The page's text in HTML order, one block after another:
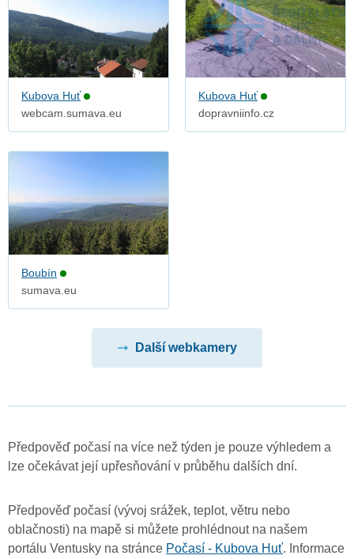
Kubova Huť
webcam.sumava.eu
Kubova Huť
dopravniinfo.cz
Boubín
sumava.eu
Další webkamery
Předpověď počasí na více než týden je pouze výhledem a
lze očekávat její upřesňování v průběhu dalších dní.
Předpověď počasí (vývoj srážek, teplot, větru nebo
oblačnosti) na mapě si můžete prohlédnout na našem
portálu Ventusky na stránce Počasí - Kubova Huť. Informace